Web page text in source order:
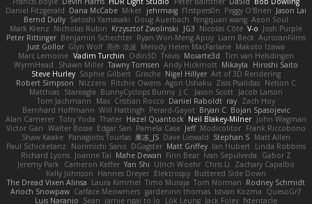
Daniel Fitzgerald Dana McCabe Miket jehrmaig f1rstpers0n Peggy O'Brien Jason Lai
Bernd Dully Satoshi Yamasaki Doug Auerbach fengquan wang Aeon Soul
Mark Krenz Nicholas Rubin Krzysztof Zwolinski JG3 Nicolas Côté V-o Josh Purple
Peter Rittinger Benjamin Schechter Ryan Won-Meng Apuy Liam Beck AuroranFilms
Just Gollor Glyn Wolf 亮作 淡波 Melody Helen MacFarlane Makoto Izawa
Marc Lemoine Vadim Turchin Odin3D Travis Moiarte3d Tim van Helsdingen
WyrmHead
Shawn Miller Tawny Tomsen Andy Hickmott Mikayla
Hiroshi Saito
Steve Hurley Sophie Gilbert Grische Nigel Hillyer Art of 3D Rendering
Robert Simpson
Nizzero Ritchie Owens Agon Ushaku Zisis Psalidas Nelson C
Matthias Stareagle BunnyCyclops Bunny J.C. Jason Scott Jacob Larson
Tom Jachmann
Max Cristian Rocco Daniel Raboldt ray Zach Hoy
Bernhard Hoffmann Will Hattingh Perard-Gayot Bryan C Bojan Spasojevic
Alan Camerer Toby Yoda Thater Hazel Quantock Neil Blakey-Milner John Wagman
Victor Gan Walter Bosse Edgar San Pamela Case Jeff Modicolitor Frank Riccobono
Shaw Kaake Panagiotis Tourlas 果冻_JS Dave Liewald Stephan S Matt Allen
Paul Schicketanz
Norimichi Sano DGagster Matt Griffey Ian Hubert Linda Robbins
Richard Lyons Joanne Tai Mahe Dewan Finn Bear Ivan Sepulveda
Gabor Z
Jeremy Park
Cameron Keffer Yan Shi Ulrich Woehr Chris Li
Zachary Capalbo
Kelly Johnson Hannes Dreyer Elektrospy Buttered Side Down
The Dread Vixen Alinsa Laura Kimmel Timo Muraja Tom Norman Rodney Schmidt
Arioch Snowpaw Catface Meowmers gardeninn thomas Istvan Kozma QuesoGr7
Luis Naranjo Sean jamie ngai to lo Lök Leung Jack Foley fxtentacle